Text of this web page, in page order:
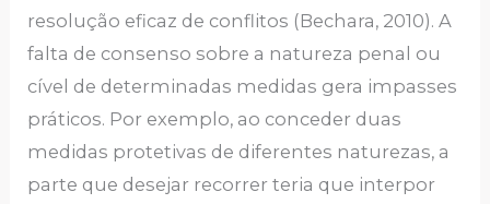
resolução eficaz de conflitos (Bechara, 2010). A
falta de consenso sobre a natureza penal ou
cível de determinadas medidas gera impasses
práticos. Por exemplo, ao conceder duas
medidas protetivas de diferentes naturezas, a
parte que desejar recorrer teria que interpor